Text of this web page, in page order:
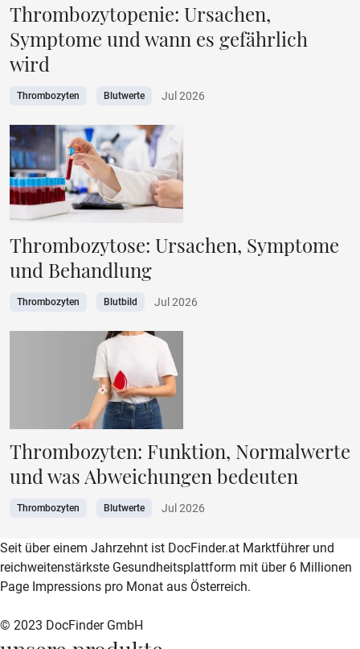
Thrombozytopenie: Ursachen,
Symptome und wann es gefährlich
wird
Thrombozyten Blutwerte Jul 2026
Thrombozytose: Ursachen, Symptome
und Behandlung
Thrombozyten Blutbild Jul 2026
Thrombozyten: Funktion, Normalwerte
und was Abweichungen bedeuten
Thrombozyten Blutwerte Jul 2026
zur DocFinder-Startseite
logo icon
Seit über einem Jahrzehnt ist DocFinder.at Marktführer und
reichweitenstärkste Gesundheitsplattform mit über 6 Millionen
Page Impressions pro Monat aus Österreich.
© 2023 DocFinder GmbH